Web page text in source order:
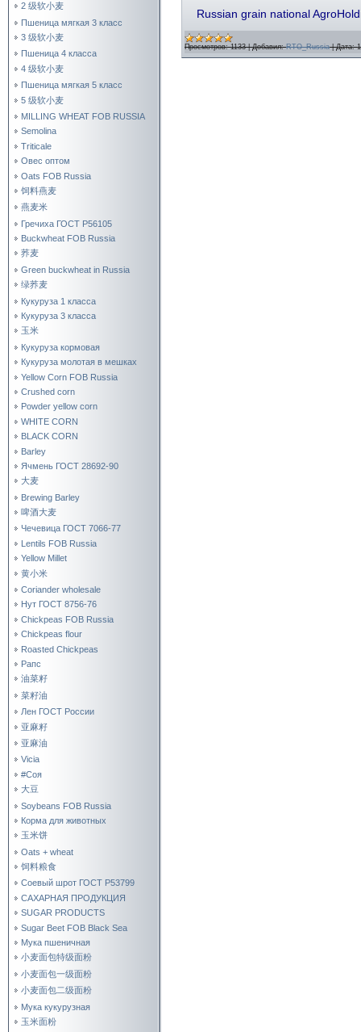
2 级软小麦
Пшеница мягкая 3 класс
3 级软小麦
Пшеница 4 класса
4 级软小麦
Пшеница мягкая 5 класс
5 级软小麦
MILLING WHEAT FOB RUSSIA
Semolina
Triticale
Овес оптом
Oats FOB Russia
饲料燕麦
燕麦米
Гречиха ГОСТ Р56105
Buckwheat FOB Russia
荞麦
Green buckwheat in Russia
绿荞麦
Кукуруза 1 класса
Кукуруза 3 класса
玉米
Кукуруза кормовая
Кукуруза молотая в мешках
Yellow Corn FOB Russia
Crushed corn
Powder yellow corn
WHITE CORN
BLACK CORN
Barley
Ячмень ГОСТ 28692-90
大麦
Brewing Barley
啤酒大麦
Чечевица ГОСТ 7066-77
Lentils FOB Russia
Yellow Millet
黄小米
Coriander wholesale
Нут ГОСТ 8756-76
Chickpeas FOB Russia
Chickpeas flour
Roasted Chickpeas
Рапс
油菜籽
菜籽油
Лен ГОСТ России
亚麻籽
亚麻油
Vicia
#Соя
大豆
Soybeans FOB Russia
Корма для животных
玉米饼
Oats + wheat
饲料粮食
Соевый шрот ГОСТ Р53799
САХАРНАЯ ПРОДУКЦИЯ
SUGAR PRODUCTS
Sugar Beet FOB Black Sea
Мука пшеничная
小麦面包特级面粉
小麦面包一级面粉
小麦面包二级面粉
Мука кукурузная
玉米面粉
Russian grain national
Просмотров: 1133 |Добавил: RTO_Russia |Дата: